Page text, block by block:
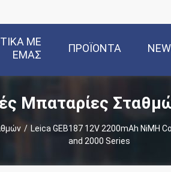
ΜΕ
ΕΜΆΣ
ΠΡΟΪΌΝΤΑ
Μπαταρίες
/ Leica GEB187 12V 2200mAh NiMH
and 2000 Series